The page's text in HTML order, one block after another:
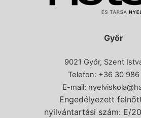
Győr
9021 Győr, Szent
Telefon: +36 30
E-mail:
Engedélyezett
nyilvántartási szám: E/